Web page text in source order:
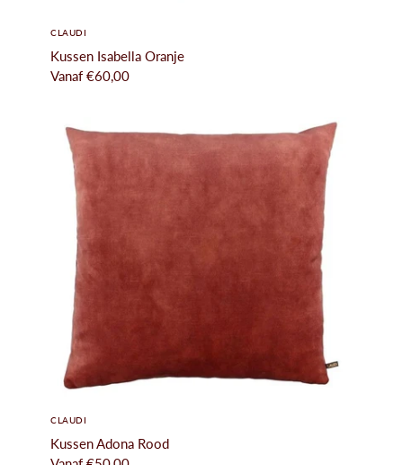
CLAUDI
Kussen Isabella Oranje
Vanaf €60,00
CLAUDI
Kussen Adona Rood